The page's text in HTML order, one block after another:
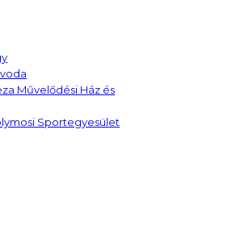
Művelődési Ház és
Sportegyesület